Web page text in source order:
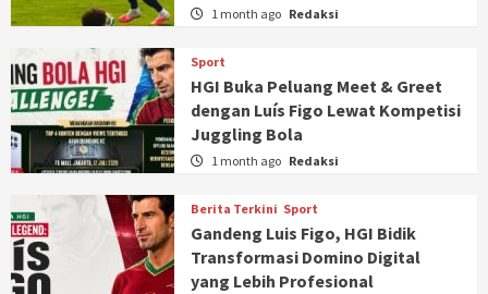
1 month ago Redaksi
Sport
HGI Buka Peluang Meet & Greet
dengan Luís Figo Lewat Kompetisi
Juggling Bola
1 month ago Redaksi
Berita Terkini Sport
Gandeng Luis Figo, HGI Bidik
Transformasi Domino Digital
yang Lebih Profesional